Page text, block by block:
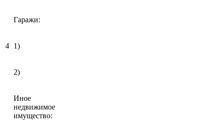
4
Гаражи:
1)
2)
Иное
недвижимое
имущество: